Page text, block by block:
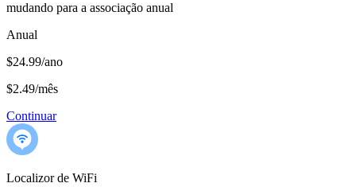
mudando para a associação anual
Anual
$24.99/ano
$2.49/mês
Continuar
Localizor de WiFi